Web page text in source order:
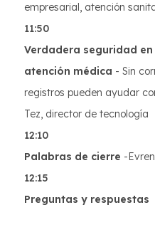
empresarial, atención
11:50
Verdadera seguridad
atención médica - Sin
registros pueden ayudar
Tez, director de tecnología
12:10
Palabras de cierre -
12:15
Preguntas y respuestas